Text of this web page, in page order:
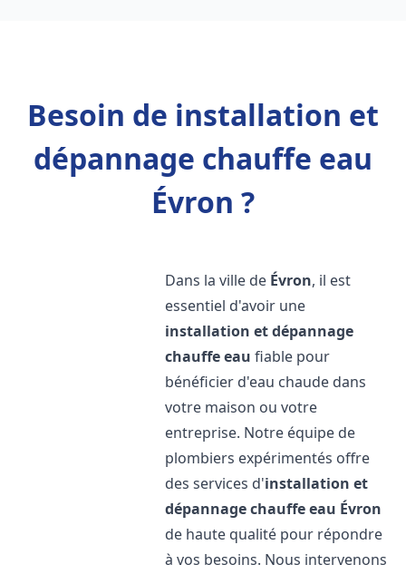
Besoin de installation et
dépannage chauffe eau
Évron ?
Dans la ville de Évron, il est
essentiel d'avoir une
installation et dépannage
chauffe eau fiable pour
bénéficier d'eau chaude dans
votre maison ou votre
entreprise. Notre équipe de
plombiers expérimentés offre
des services d'installation et
dépannage chauffe eau Évron
de haute qualité pour répondre
à vos besoins. Nous intervenons